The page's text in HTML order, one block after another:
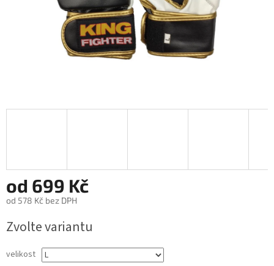
od 699 Kč
od 578 Kč bez DPH
cena:
Zvolte variantu
velikost